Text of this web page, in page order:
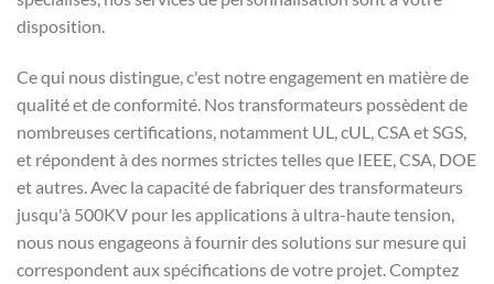
disposition.
Ce qui nous distingue, c'est notre engagement en matière de
qualité et de conformité. Nos transformateurs possèdent de
nombreuses certifications, notamment UL, cUL, CSA et SGS,
et répondent à des normes strictes telles que IEEE, CSA, DOE
et autres. Avec la capacité de fabriquer des transformateurs
jusqu'à 500KV pour les applications à ultra-haute tension,
nous nous engageons à fournir des solutions sur mesure qui
correspondent aux spécifications de votre projet. Comptez